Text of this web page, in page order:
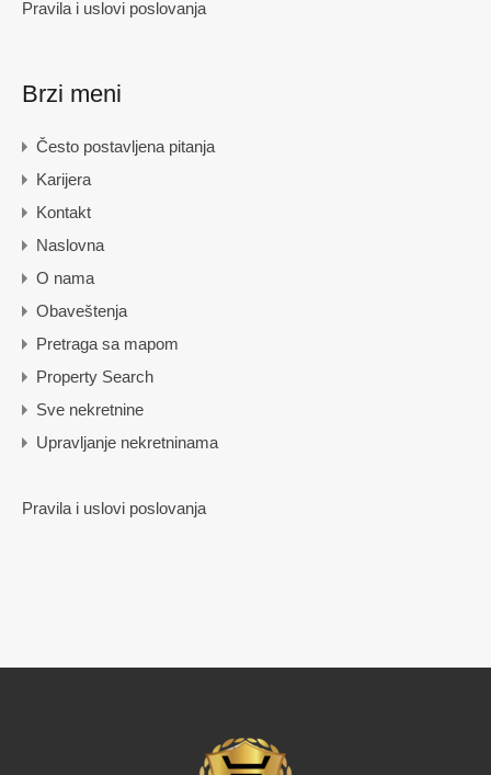
Pravila i uslovi poslovanja
Brzi meni
Često postavljena pitanja
Karijera
Kontakt
Naslovna
O nama
Obaveštenja
Pretraga sa mapom
Property Search
Sve nekretnine
Upravljanje nekretninama
Pravila i uslovi poslovanja